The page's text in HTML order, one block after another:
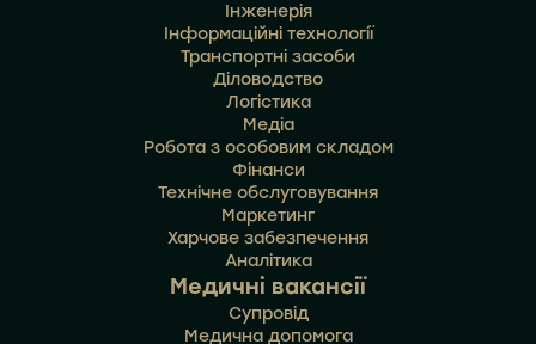
Інженерія
Інформаційні технології
Транспортні засоби
Діловодство
Логістика
Медіа
Робота з особовим складом
Фінанси
Технічне обслуговування
Маркетинг
Харчове забезпечення
Аналітика
Медичні вакансії
Супровід
Медична допомога